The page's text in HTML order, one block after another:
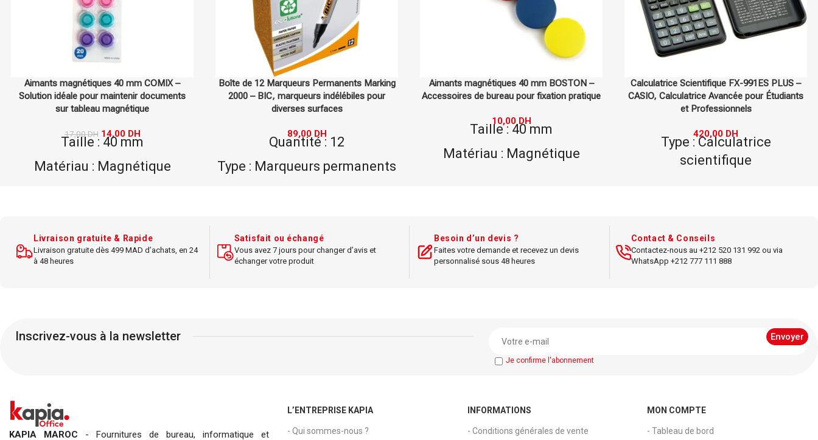
Boîte de 12 Marqueurs Permanents Marking
2000 – BIC, marqueurs indélébiles pour
diverses surfaces
89,00DH
Quantité : 12
Type : Marqueurs permanents
Usage : Écriture durable sur
multiples surfaces
Aimants magnétiques 40 mm BOSTON –
Accessoires de bureau pour fixation pratique
Taille : 40 mm
Matériau : Magnétique
Quantité : Pack de 4 aimants
Calculatrice Scientifique FX-991ES PLUS –
CASIO, Calculatrice Avancée pour Étudiants
420,00DH
scientifique
Multifonction : Calculs
scientifiques et techniques
Boîte de 50 Stylos Bille Cristal Médium –
BIC, stylos à bille pour écriture fluide et
agréable
65,00 DH
Quantité : 50
Type : Stylo bille
Pointe : Moyenne
Usage : Écriture fluide et
Livraison gratuite & Rapide
Livraison gratuite dès 499 MAD d’achats, en 24
à 48 heures
Satisfait ou échangé
Vous avez 7 jours pour changer d’avis et
échanger votre produit
Besoin d’un devis ?
Faites votre demande et recevez un devis
personnalisé sous 48 heures
Contact & Conseils
Contactez-nous au +212 520 131 992 ou via
WhatsApp +212 777 111 888
Inscrivez-vous à la newsletter
Je confirme l'abonnement
KAPIA MAROC - Fournitures de bureau, informatique et
L’ENTREPRISE KAPIA
- Qui sommes-nous ?
INFORMATIONS
- Conditions générales de vente
MON COMPTE
- Tableau de bord